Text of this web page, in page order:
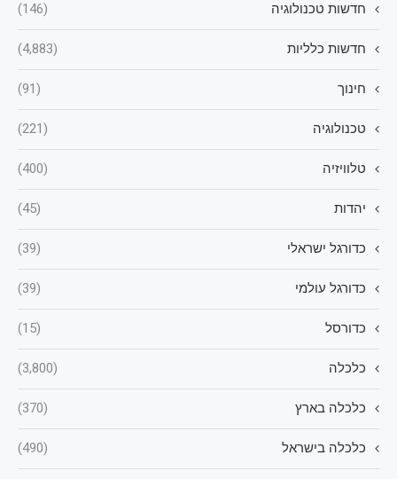
חדשות טכנולוגיה (146)
חדשות כלליות (4,883)
חינוך (91)
טכנולוגיה (221)
טלוויזיה (400)
יהדות (45)
כדורגל ישראלי (39)
כדורגל עולמי (39)
כדורסל (15)
כלכלה (3,800)
כלכלה בארץ (370)
כלכלה בישראל (490)